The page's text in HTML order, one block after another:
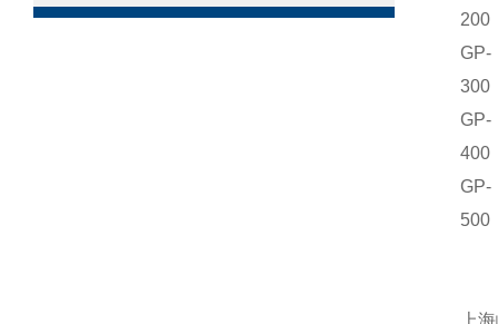
200
GP-
300
GP-
400
GP-
500
上海